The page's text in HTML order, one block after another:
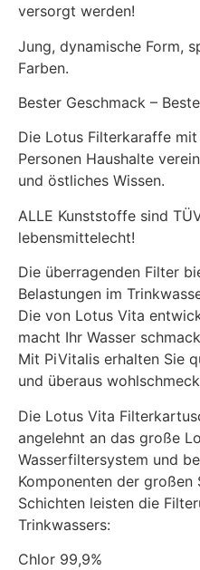
versorgt werden!
Jung, dynamische Form,
Farben.
Bester Geschmack –
Die Lotus Filterkaraffe
Personen Haushalte
und östliches Wissen.
ALLE Kunststoffe sind
lebensmittelecht!
Die überragenden Filter
Belastungen im
Die von Lotus Vita
macht Ihr Wasser
Mit PiVitalis erhalten Sie
und überaus
Die Lotus Vita
angelehnt an das große
Wasserfiltersystem und
Komponenten der
Schichten leisten die
Trinkwassers:
Chlor 99,9%